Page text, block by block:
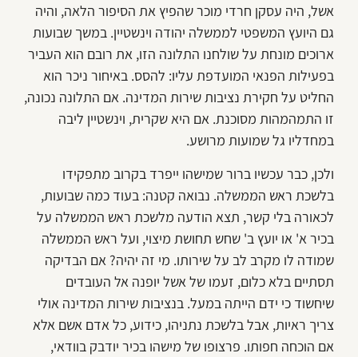
אשל, היה עסקן חרדי מוכר שהפיץ את הסיפור הלאה, והיה
גם היועץ המשפטי לממשלה יהודה וינשטיין. במשך שבועות
ארוכים מונחת על שולחנו התלונה הזו, את רובם הוא העביר
בפעילות הפנאי המועדפת עליו: להסס. באיחור ניכר הוא
החליט על חקירת נציבות שירות המדינה. אם התלונה נכונה,
זו התמהמהות מסוכנת. אם היא שקרית, וינשטיין ליבה
במחדליו גל שמועות מרושע.
ולכן, כבר עכשיו ברור שמישהו ייפרד בקרוב מתפקידו
בלשכת ראש הממשלה. נבואה קטנה: בעוד כמה שבועות,
לכאורה בלי קשר, תצא הודעה מלשכת ראש הממשלה על
בכיר א' או יועץ ב' שחש תחושת מיצוי, ועל ראש הממשלה
שמודה לו מקרב לב על שירותו. מי זה יהיה? אם הבדיקה
תסתיים בלא כלום, זעמו של אשל יופנה אל העובדים
שיחשוד כי ידם הייתה במעל. בנציבות שירות המדינה אולי
צריך ראיות, אבל בלשכת נתניהו, כידוע, כל אדם אשם אלא
אם הוכחה חפותו. פרצופו של מישהו בכיר יודבק בוודאי,